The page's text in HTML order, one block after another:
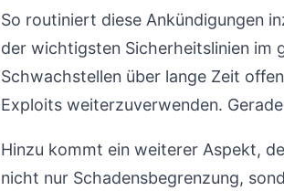
So routiniert diese Ankündigungen
der wichtigsten Sicherheitslinien im
Schwachstellen über lange Zeit
Exploits weiterzuverwenden.
Hinzu kommt ein weiterer Aspekt,
nicht nur Schadensbegrenzung,